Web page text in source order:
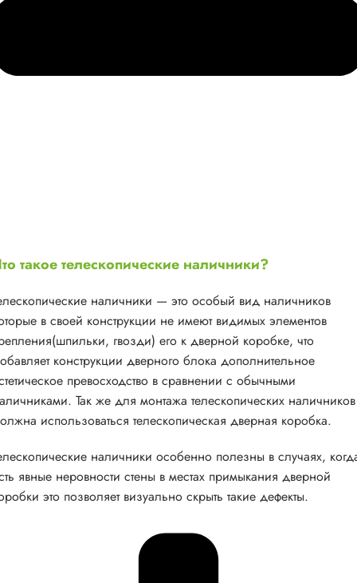
такое телескопические наличники?
наличники — это особый вид наличников
в своей конструкции не имеют видимых элементов
гвозди) его к дверной коробке, что
конструкции дверного блока дополнительное
превосходство в сравнении с обычными
Так же для монтажа телескопических наличников
использоваться телескопическая дверная коробка.
наличники особенно полезны в случаях,
явные неровности стены в местах примыкания дверной
это позволяет визуально скрыть такие дефекты.